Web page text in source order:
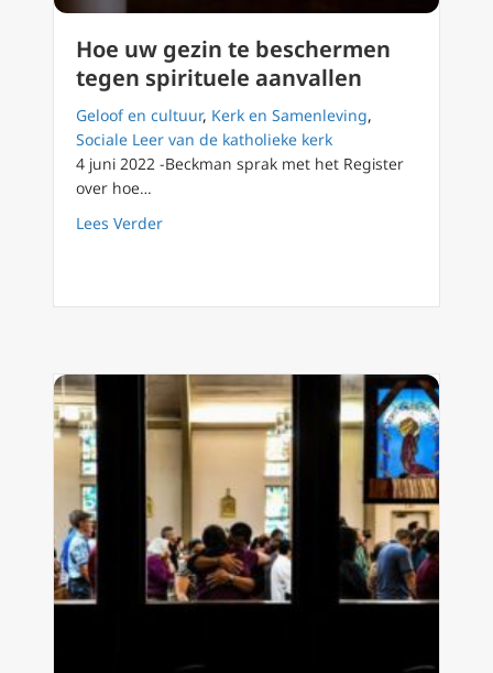
Hoe uw gezin te beschermen
tegen spirituele aanvallen
Geloof en cultuur, Kerk en Samenleving,
Sociale Leer van de katholieke kerk
4 juni 2022 -Beckman sprak met het Register
over hoe…
Lees Verderabout Hoe uw gezin te beschermen tegen